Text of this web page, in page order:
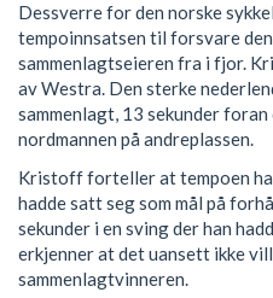
Dessverre for den norske
tempoinnsatsen til forsvare
sammenlagtseieren fra i fjor.
av Westra. Den sterke
sammenlagt, 13 sekunder
nordmannen på andreplassen.
Kristoff forteller at tempoen
hadde satt seg som mål på
sekunder i en sving der han
erkjenner at det uansett ikke
sammenlagtvinneren.